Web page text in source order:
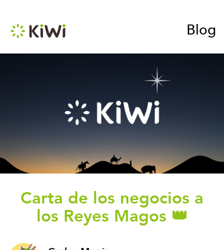
Blog
Carta de los negocios a
los Reyes Magos 👑